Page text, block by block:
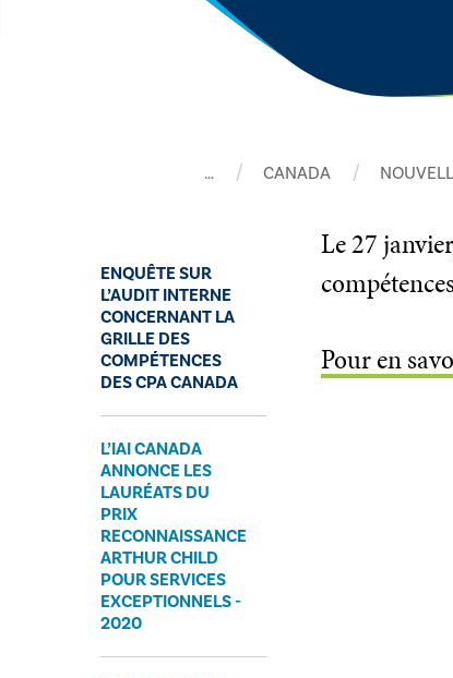
… CANADA
ENQUÊTE SUR
L’AUDIT INTERNE
CONCERNANT LA
GRILLE DES
COMPÉTENCES
DES CPA CANADA
L’IAI CANADA
ANNONCE LES
LAURÉATS DU
PRIX
RECONNAISSANCE
ARTHUR CHILD
POUR SERVICES
EXCEPTIONNELS -
2020
​Le 27
Pour en